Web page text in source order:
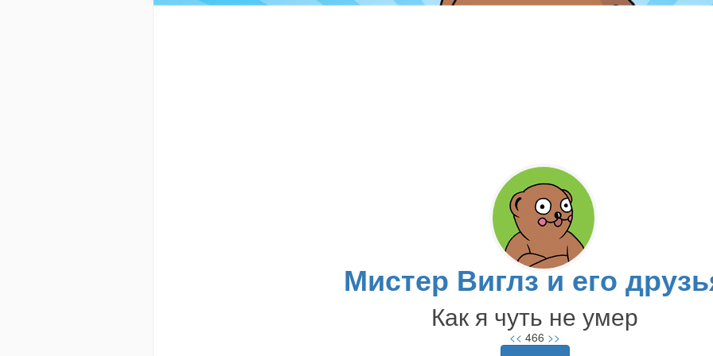
Мистер Виглз и его
Как я чуть не умер
<< 466 >>